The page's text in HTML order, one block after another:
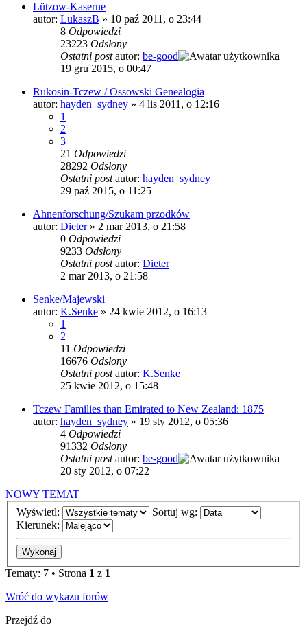
Lützow-Kaserne
autor: LukaszB » 10 paź 2011, o 23:44
8 Odpowiedzi
23223 Odsłony
Ostatni postautor: be-good
19 gru 2015, o 00:47
Rukosin-Tczew / Ossowski Genealogia
autor: hayden_sydney » 4 lis 2011, o 12:16
1
2
3
21 Odpowiedzi
28292 Odsłony
Ostatni postautor: hayden_sydney
29 paź 2015, o 11:25
Ahnenforschung/Szukam przodków
autor: Dieter» 2 mar 2013, o 21:58
0 Odpowiedzi
9233 Odsłony
Ostatni postautor: Dieter
2 mar 2013, o 21:58
Senke/Majewski
autor: K.Senke » 24 kwie 2012, o 16:13
1
2
11 Odpowiedzi
16676 Odsłony
Ostatni postautor: K.Senke
25 kwie 2012, o 15:48
Tczew Families than Emirated to New Zealand: 1875
autor: hayden_sydney » 19 sty 2012, o 05:36
4 Odpowiedzi
91332 Odsłony
Ostatni postautor: be-good
20 sty 2012, o 07:22
NOWY TEMAT
Wyświetl:
Sortuj wg:
Kierunek:
Tematy: 7 • Strona 1 z 1
Wróć do wykazu forów
Przejdź do